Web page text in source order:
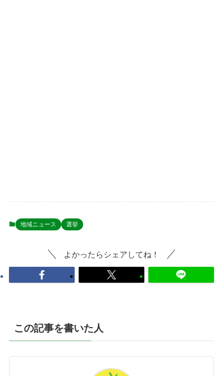
地域ニュース 選挙
よかったらシェアしてね！
この記事を書いた人